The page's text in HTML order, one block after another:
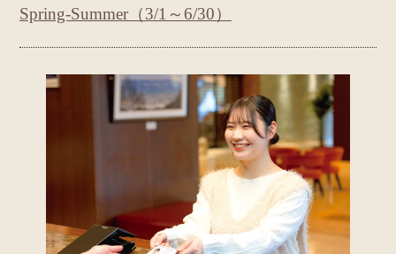
Spring-Summer（3/1～6/30）